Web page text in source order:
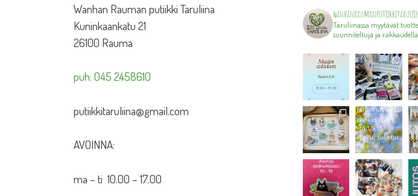
Wanhan Rauman putiikki Taruliina
Kuninkaankatu 21
26100 Rauma
puh: 045 2458610
putiikkitaruliina@gmail.com
AVOINNA:
ma – ti 10.00 – 17.00
Taruliinassa myytävät
suunniteltuja ja rakkaudella